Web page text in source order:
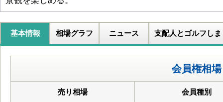
基本情報 相場グラフ ニュース 支配人とゴルフしま
会員権相場
売り相場 会員種別